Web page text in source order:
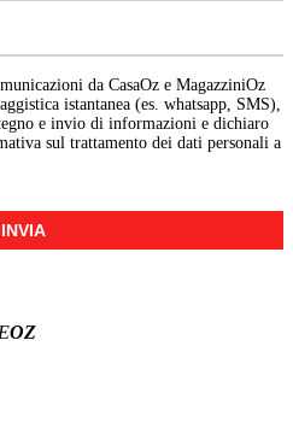
da CasaOz e MagazziniOz
istantanea (es. whatsapp, SMS),
e invio di informazioni e dichiaro
sul trattamento dei dati personali a
INVIA
OZ